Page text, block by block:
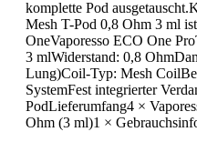
komplette Pod
Mesh T-Pod 0,8 Ohm 3 ml
OneVaporesso ECO One
3 mlWiderstand: 0,8
Lung)Coil-Typ: Mesh
SystemFest integrierter
PodLieferumfang4 ×
Ohm (3 ml)1 ×